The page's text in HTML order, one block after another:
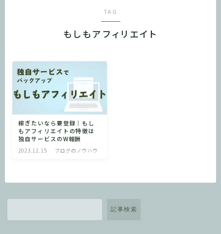
TAG
もしもアフィリエイト
稼ぎたいなら要登録｜もし
もアフィリエイトの特徴は
独自サービスのW報酬
2023.12.15 ブログのノウハウ
記事検索